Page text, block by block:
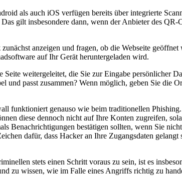
als auch iOS verfügen bereits über integrierte
gilt insbesondere dann, wenn der Anbieter des
anzeigen und fragen, ob die Webseite
auf Ihr Gerät heruntergeladen wird.
Seite weitergeleitet, die Sie zur Eingabe persönlicher
und passt zusammen? Wenn möglich, geben Sie die
funktioniert genauso wie beim traditionellen
diese dennoch nicht auf Ihre Konten zugreifen,
Benachrichtigungen bestätigen sollten, wenn Sie
dafür, dass Hacker an Ihre Zugangsdaten
stets einen Schritt voraus zu sein, ist es
zu wissen, wie im Falle eines Angriffs richtig zu